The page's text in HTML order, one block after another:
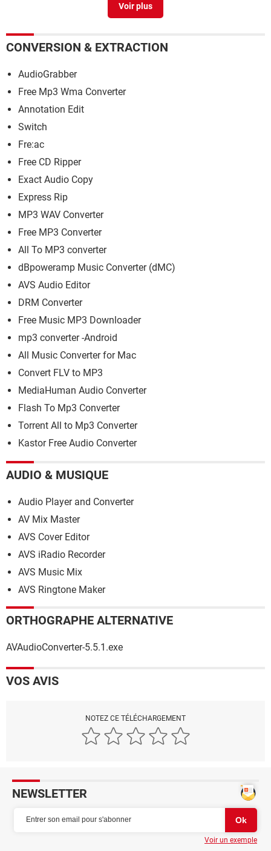
Pilote audio windows 10> Télécharger - Pilotes & Matériel
CONVERSION & EXTRACTION
AudioGrabber
Free Mp3 Wma Converter
Annotation Edit
Switch
Fre:ac
Free CD Ripper
Exact Audio Copy
Express Rip
MP3 WAV Converter
Free MP3 Converter
All To MP3 converter
dBpoweramp Music Converter (dMC)
AVS Audio Editor
DRM Converter
Free Music MP3 Downloader
mp3 converter -Android
All Music Converter for Mac
Convert FLV to MP3
MediaHuman Audio Converter
Flash To Mp3 Converter
Torrent All to Mp3 Converter
Kastor Free Audio Converter
AUDIO & MUSIQUE
Audio Player and Converter
AV Mix Master
AVS Cover Editor
AVS iRadio Recorder
AVS Music Mix
AVS Ringtone Maker
ORTHOGRAPHE ALTERNATIVE
AVAudioConverter-5.5.1.exe
VOS AVIS
NOTEZ CE TÉLÉCHARGEMENT
NEWSLETTER
Voir un exemple